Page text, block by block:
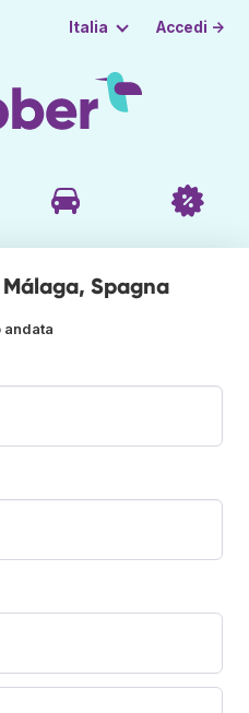
Italia Accedi →
Spagna
andata